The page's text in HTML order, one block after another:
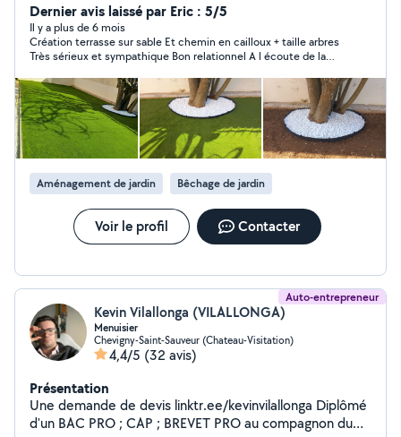
arbustes et autres spécialisé dans l'élagage d'arbre et
aussi dans la taille des arbres fruitiers je fais ce métier
de puis plus de 5 ans travail sérieux et soigné
Dernier avis laissé par Eric : 5/5
Il y a plus de 6 mois
Création terrasse sur sable Et chemin en cailloux + taille arbres
Très sérieux et sympathique Bon relationnel A l écoute de la
effectué avec soin et propreté (site rendu propre à la fin des
travaux) Je recommande pour la qualité du travail effectué Je
ferai appel à lui pour d autres travaux à venir.
Aménagement de jardin Bêchage de jardin
Voir le profil Contacter
Auto-entrepreneur
Kevin Vilallonga (VILALLONGA)
Menuisier
Chevigny-Saint-Sauveur (Chateau-Visitation)
4,4/5 (32 avis)
Présentation
Une demande de devis linktr.ee/kevinvilallonga Diplômé
d'un BAC PRO ; CAP ; BREVET PRO au compagnon du